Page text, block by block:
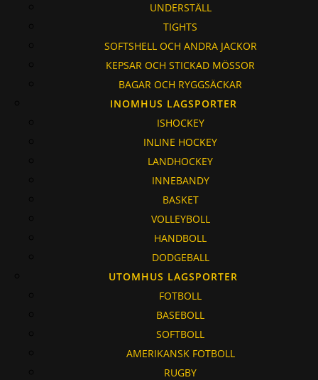
UNDERSTÄLL
TIGHTS
SOFTSHELL OCH ANDRA JACKOR
KEPSAR OCH STICKAD MÖSSOR
BAGAR OCH RYGGSÄCKAR
INOMHUS LAGSPORTER
ISHOCKEY
INLINE HOCKEY
LANDHOCKEY
INNEBANDY
BASKET
VOLLEYBOLL
HANDBOLL
DODGEBALL
UTOMHUS LAGSPORTER
FOTBOLL
BASEBOLL
SOFTBOLL
AMERIKANSK FOTBOLL
RUGBY